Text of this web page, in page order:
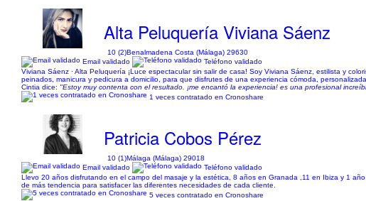
Alta Peluquería Viviana Sáenz
10 (2)Benalmadena Costa (Málaga) 29630
Email validado
Teléfono validado
Viviana Sáenz · Alta Peluquería ¡Luce espectacular sin salir de casa! Soy Viviana Sáenz, estilista y
peinados, manicura y pedicura a domicilio, para que disfrutes de una experiencia cómoda,
Cintia dice: "Estoy muy contenta con el resultado. ¡me encantó la experiencia! es una profesional
1 veces contratado en Cronoshare
Patricia Cobos Pérez
10 (1)Málaga (Málaga) 29018
Email validado
Teléfono validado
Llevo 20 años disfrutando en el campo del masaje y la estética, 8 años en Granada ,11 en Ibiza y 1
de más tendencia para satisfacer las diferentes necesidades de cada cliente.
5 veces contratado en Cronoshare